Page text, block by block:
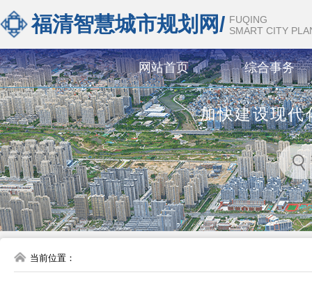
福清智慧城市规划网/ FUQING
SMART CITY
网站首页 综合事务
加快建设现
当前位置：